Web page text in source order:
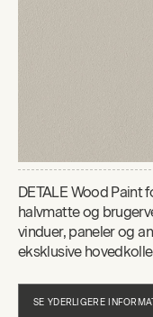
DETALE Wood
halvmatte og
vinduer, paneler og
eksklusive
SE YDERLIGERE